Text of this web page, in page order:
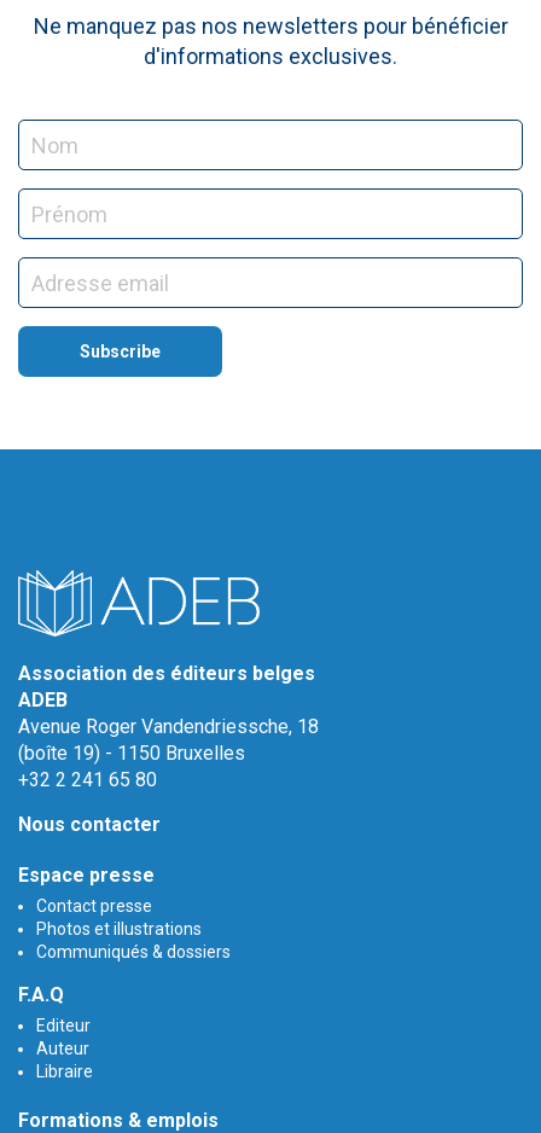
Ne manquez pas nos newsletters pour bénéficier
d'informations exclusives.
Association des éditeurs belges
ADEB
Avenue Roger Vandendriessche, 18
(boîte 19) - 1150 Bruxelles
+32 2 241 65 80
Nous contacter
Espace presse
Contact presse
Photos et illustrations
Communiqués & dossiers
F.A.Q
Editeur
Auteur
Libraire
Formations & emplois